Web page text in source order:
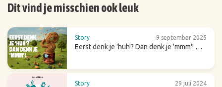
Dit vind je misschien ook leuk
Story 9 september 2025
Eerst denk je 'huh'? Dan denk je 'mmm'! Dit
Story 29 juli 2024